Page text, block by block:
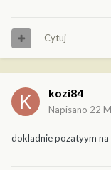
Cytuj
kozi84
Napisano 22
dokladnie pozatyym